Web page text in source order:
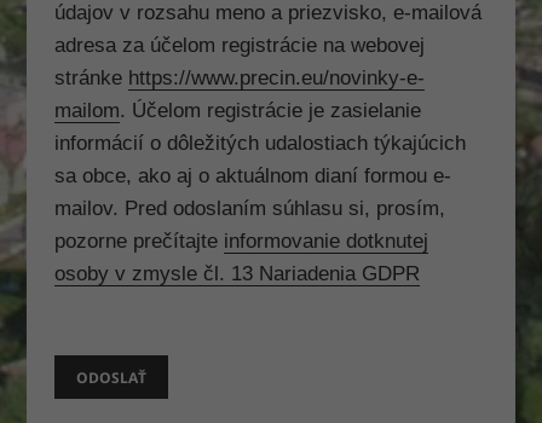
údajov v rozsahu meno a priezvisko, e-mailová
adresa za účelom registrácie na webovej
stránke https://www.precin.eu/novinky-e-
mailom. Účelom registrácie je zasielanie
informácií o dôležitých udalostiach týkajúcich
sa obce, ako aj o aktuálnom dianí formou e-
mailov. Pred odoslaním súhlasu si, prosím,
pozorne prečítajte informovanie dotknutej
osoby v zmysle čl. 13 Nariadenia GDPR
Nevyhnutné
Tieto súbory